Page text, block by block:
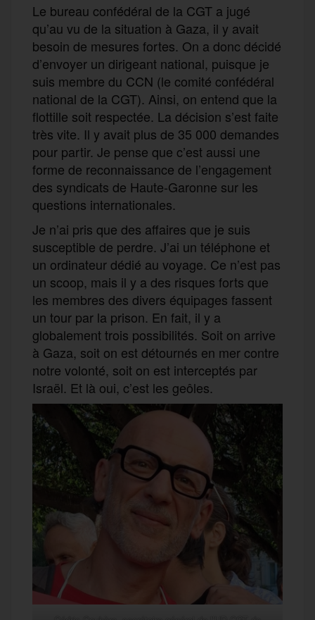
Le bureau confédéral de la CGT a jugé
qu’au vu de la situation à Gaza, il y avait
besoin de mesures fortes. On a donc décidé
d’envoyer un dirigeant national, puisque je
suis membre du CCN (le comité confédéral
national de la CGT). Ainsi, on entend que la
flottille soit respectée. La décision s’est faite
très vite. Il y avait plus de 35 000 demandes
pour partir. Je pense que c’est aussi une
forme de reconnaissance de l’engagement
des syndicats de Haute-Garonne sur les
questions internationales.
Je n’ai pris que des affaires que je suis
susceptible de perdre. J’ai un téléphone et
un ordinateur dédié au voyage. Ce n’est pas
un scoop, mais il y a des risques forts que
les membres des divers équipages fassent
un tour par la prison. En fait, il y a
globalement trois possibilités. Soit on arrive
à Gaza, soit on est détournés en mer contre
notre volonté, soit on est interceptés par
Israël. Et là oui, c’est les geôles.